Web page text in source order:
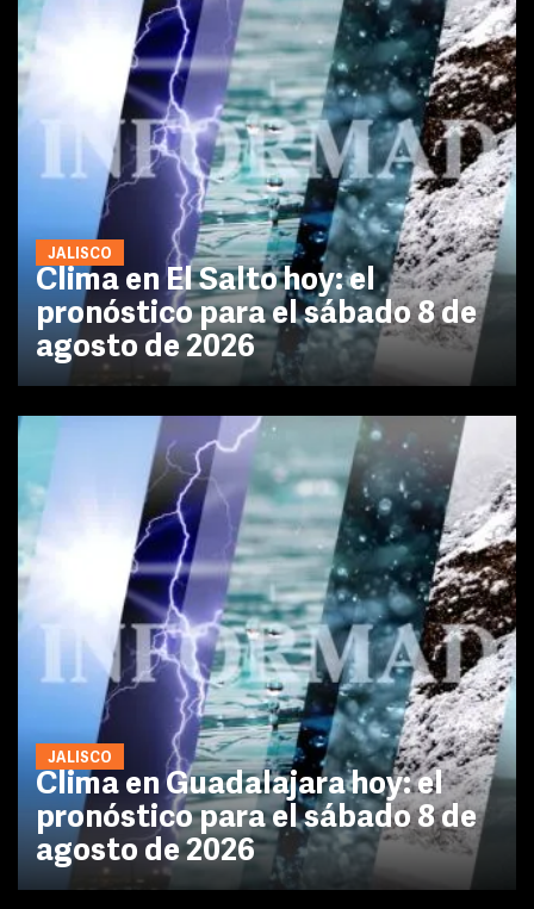
JALISCO
Clima en El Salto hoy: el
pronóstico para el sábado 8 de
agosto de 2026
JALISCO
Clima en Guadalajara hoy: el
pronóstico para el sábado 8 de
agosto de 2026